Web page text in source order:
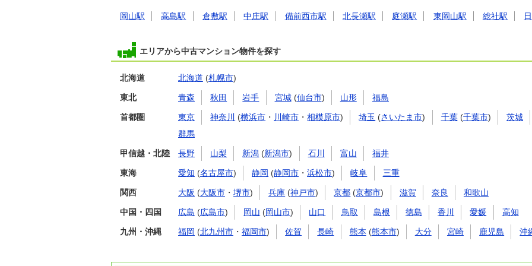
岡山駅 高島駅 倉敷駅 中庄駅 備前西市駅 北長瀬駅 庭瀬駅 東岡山駅 総社駅
エリアから中古マンション物件を探す
北海道 北海道 (札幌市)
東北 青森 秋田 岩手 宮城(仙台市) 山形 福島
首都圏 東京 神奈川 (横浜市 ・ 川崎市 ・相模原市) 埼玉 (さいたま市) 千葉(千葉市) 茨城
群馬
甲信越・北陸 長野 山梨 新潟 (新潟市) 石川 富山 福井
東海 愛知 (名古屋市) 静岡 (静岡市 ・浜松市) 岐阜 三重
関西 大阪 (大阪市 ・ 堺市) 兵庫 (神戸市) 京都 (京都市) 滋賀 奈良 和歌山
中国・四国 広島 (広島市) 岡山 (岡山市) 山口 鳥取 島根 徳島 香川 愛媛 高知
九州・沖縄 福岡 (北九州市 ・ 福岡市) 佐賀 長崎 熊本 (熊本市) 大分 宮崎 鹿児島 沖